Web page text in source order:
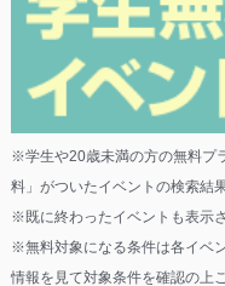
※学生や20歳未満の方の無料プ
料」がついたイベントの検索結
※既に終わったイベントも表示さ
※無料対象になる条件は各イベ
情報を見て対象条件を確認の上